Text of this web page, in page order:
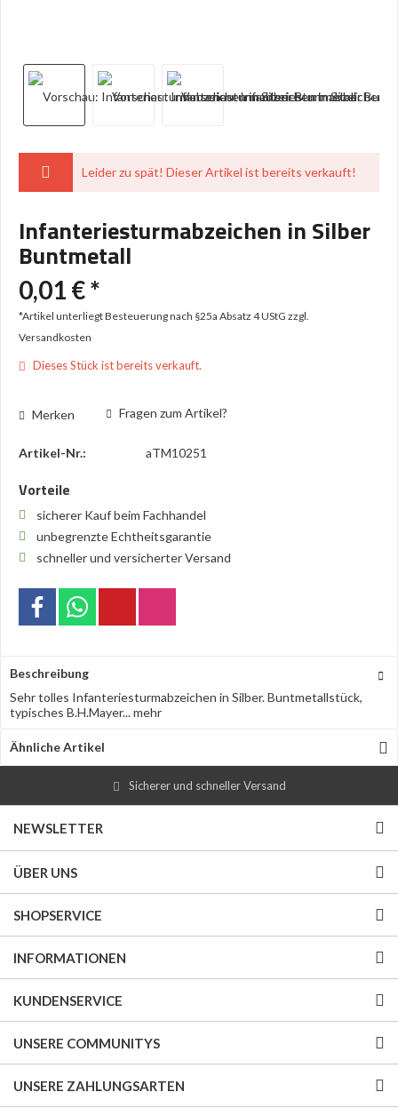
Leider zu spät! Dieser Artikel ist bereits verkauft!
Infanteriesturmabzeichen in Silber
Buntmetall
0,01 € *
*Artikel unterliegt Besteuerung nach §25a Absatz 4 UStG zzgl.
Versandkosten
Dieses Stück ist bereits verkauft.
Merken Fragen zum Artikel?
Artikel-Nr.: aTM10251
Vorteile
sicherer Kauf beim Fachhandel
unbegrenzte Echtheitsgarantie
schneller und versicherter Versand
Beschreibung
Sehr tolles Infanteriesturmabzeichen in Silber. Buntmetallstück,
typisches B.H.Mayer...mehr
Ähnliche Artikel
Sicherer und schneller Versand
NEWSLETTER
ÜBER UNS
SHOPSERVICE
INFORMATIONEN
KUNDENSERVICE
UNSERE COMMUNITYS
UNSERE ZAHLUNGSARTEN